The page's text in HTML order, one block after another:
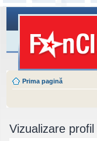
Prima pagină
Vizualizare